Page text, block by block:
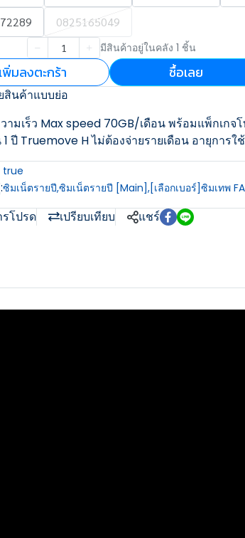
0825165049
มีสินค้าอยู่ในคลัง 1 ชิ้น
เพิ่มลงตะกร้า ซื้อเลย
สินค้าแบบย่อ
ามเร็ว Max speed 70GB/เดือน พร้อมแพ็กเกจ
ปี Truemove H ไม่ต้องจ่ายรายเดือน อายุการใ
true
ซิมเน็ตรายปี,ซิมเน็ตรายปี [Main],[เลือกเบอร์]ซิมเทพ
รโปรด เปรียบเทียบ แชร์